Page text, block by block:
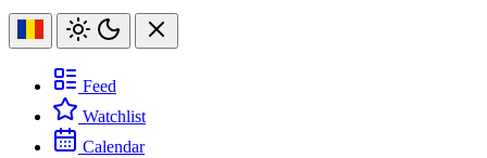
Feed
Watchlist
Calendar